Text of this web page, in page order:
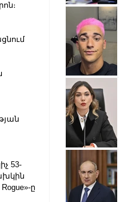
53-
ը